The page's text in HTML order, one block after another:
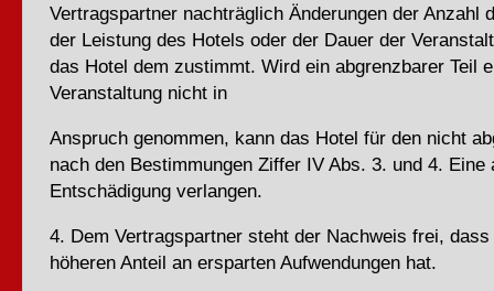
Vertragspartner nachträglich Änderungen der Anzahl
der Leistung des Hotels oder der Dauer der
das Hotel dem zustimmt. Wird ein abgrenzbarer Teil
Veranstaltung nicht in
Anspruch genommen, kann das Hotel für den nicht
nach den Bestimmungen Ziffer IV Abs. 3. und 4. Eine
Entschädigung verlangen.
4. Dem Vertragspartner steht der Nachweis frei,
höheren Anteil an ersparten Aufwendungen hat.